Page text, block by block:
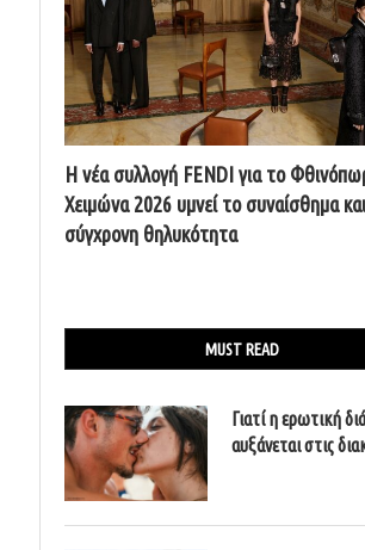
Η νέα συλλογή FENDI για το
Χειμώνα 2026 υμνεί το συναίσθημα
σύγχρονη θηλυκότητα
MUST READ
Γιατί η ερωτική
αυξάνεται στις